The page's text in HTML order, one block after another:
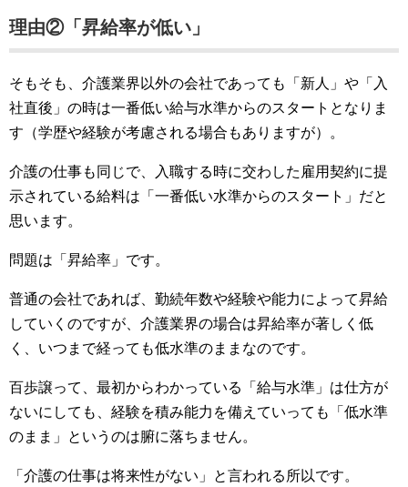
理由②「昇給率が低い」
そもそも、介護業界以外の会社であっても「新人」や「入
社直後」の時は一番低い給与水準からのスタートとなりま
す（学歴や経験が考慮される場合もありますが）。
介護の仕事も同じで、入職する時に交わした雇用契約に提
示されている給料は「一番低い水準からのスタート」だと
思います。
問題は「昇給率」です。
普通の会社であれば、勤続年数や経験や能力によって昇給
していくのですが、介護業界の場合は昇給率が著しく低
く、いつまで経っても低水準のままなのです。
百歩譲って、最初からわかっている「給与水準」は仕方が
ないにしても、経験を積み能力を備えていっても「低水準
のまま」というのは腑に落ちません。
「介護の仕事は将来性がない」と言われる所以です。